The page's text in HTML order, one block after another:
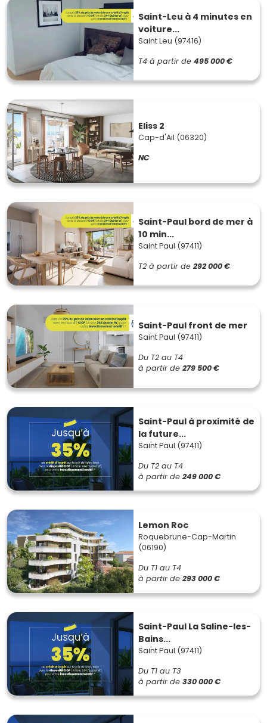
Saint-Leu à 4 minutes en
voiture...
Saint Leu (97416)
T4 à partir de 495 000 €
Eliss 2
Cap-d'Ail (06320)
NC
Saint-Paul bord de mer à
10 min...
Saint Paul (97411)
T2 à partir de 292 000 €
Saint-Paul front de mer
Saint Paul (97411)
Du T2 au T4
à partir de 279 500 €
Saint-Paul à proximité de
la future...
Saint Paul (97411)
Du T2 au T4
à partir de 249 000 €
Lemon Roc
Roquebrune-Cap-Martin
(06190)
Du T1 au T4
à partir de 293 000 €
Saint-Paul La Saline-les-
Bains...
Saint Paul (97411)
Du T1 au T3
à partir de 330 000 €